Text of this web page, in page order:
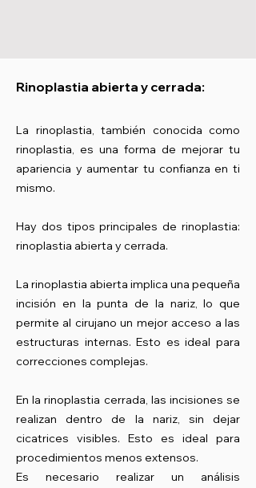
Rinoplastia abierta y cerrada:
La rinoplastia, también conocida como
rinoplastia, es una forma de mejorar tu
apariencia y aumentar tu confianza en ti
mismo.
Hay dos tipos principales de rinoplastia:
rinoplastia abierta y cerrada.
La rinoplastia abierta implica una pequeña
incisión en la punta de la nariz, lo que
permite al cirujano un mejor acceso a las
estructuras internas. Esto es ideal para
correcciones complejas.
En la rinoplastia cerrada, las incisiones se
realizan dentro de la nariz, sin dejar
cicatrices visibles. Esto es ideal para
procedimientos menos extensos.
Es necesario realizar un análisis